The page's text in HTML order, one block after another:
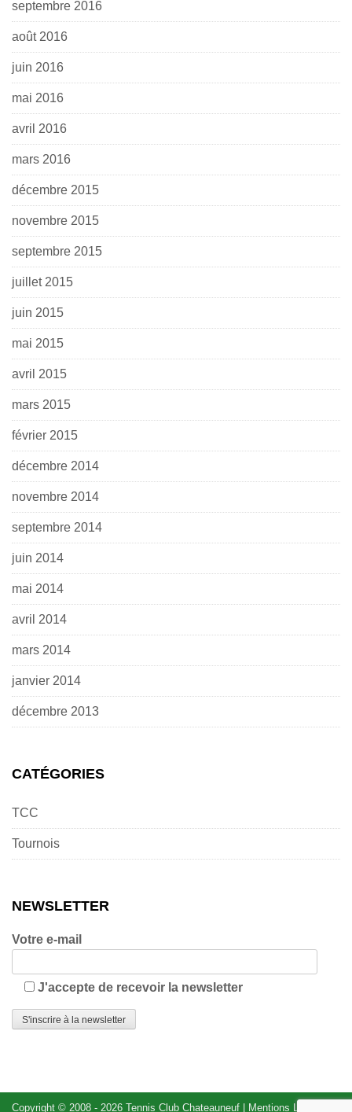
septembre 2016
août 2016
juin 2016
mai 2016
avril 2016
mars 2016
décembre 2015
novembre 2015
septembre 2015
juillet 2015
juin 2015
mai 2015
avril 2015
mars 2015
février 2015
décembre 2014
novembre 2014
septembre 2014
juin 2014
mai 2014
avril 2014
mars 2014
janvier 2014
décembre 2013
CATÉGORIES
TCC
Tournois
NEWSLETTER
Votre e-mail
J'accepte de recevoir la newsletter
Copyright © 2008 - 2026 Tennis Club Chateauneuf Mentions Légales